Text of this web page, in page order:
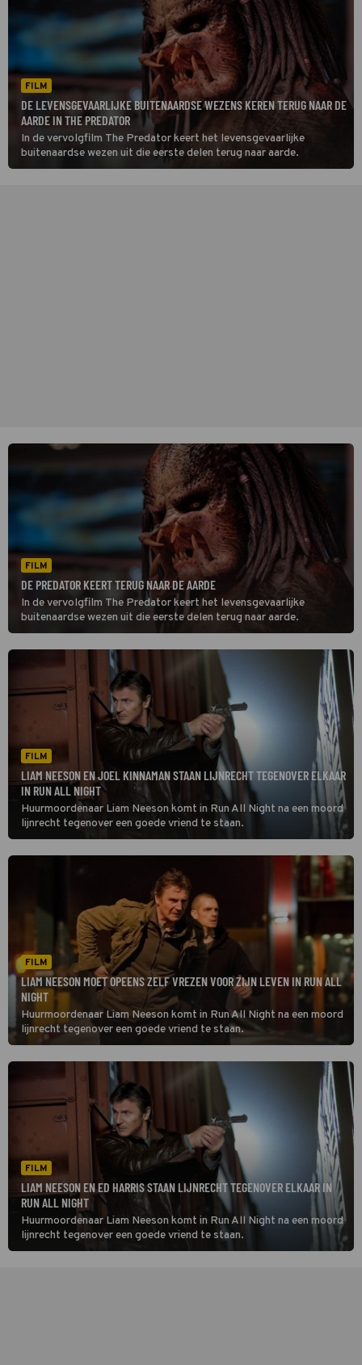
FILM
DE LEVENSGEVAARLIJKE BUITENAARDSE WEZENS KEREN TERUG NAAR DE
AARDE IN THE PREDATOR
In de vervolgfilm The Predator keert het levensgevaarlijke
buitenaardse wezen uit die eerste delen terug naar aarde.
FILM
DE PREDATOR KEERT TERUG NAAR DE AARDE
In de vervolgfilm The Predator keert het levensgevaarlijke
buitenaardse wezen uit die eerste delen terug naar aarde.
FILM
LIAM NEESON EN JOEL KINNAMAN STAAN LIJNRECHT TEGENOVER ELKAAR
IN RUN ALL NIGHT
Huurmoordenaar Liam Neeson komt in Run All Night na een moord
lijnrecht tegenover een goede vriend te staan.
FILM
LIAM NEESON MOET OPEENS ZELF VREZEN VOOR ZIJN LEVEN IN RUN ALL
NIGHT
Huurmoordenaar Liam Neeson komt in Run All Night na een moord
lijnrecht tegenover een goede vriend te staan.
FILM
LIAM NEESON EN ED HARRIS STAAN LIJNRECHT TEGENOVER ELKAAR IN
RUN ALL NIGHT
Huurmoordenaar Liam Neeson komt in Run All Night na een moord
lijnrecht tegenover een goede vriend te staan.